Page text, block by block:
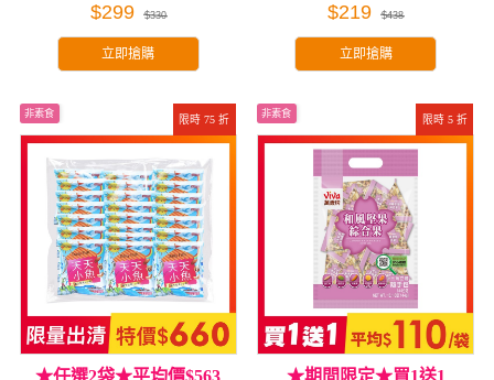
$299 $330
立即搶購
$219 $438
立即搶購
限時 75 折
非素食
★任選2袋★平均價$563
限時 5 折
非素食
★期間限定★買1送1